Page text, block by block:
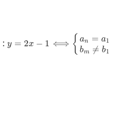
:y = 2x − 1 ⟺ { an = a1
bm ≠ b1
x ⟺ a1b m≠b1